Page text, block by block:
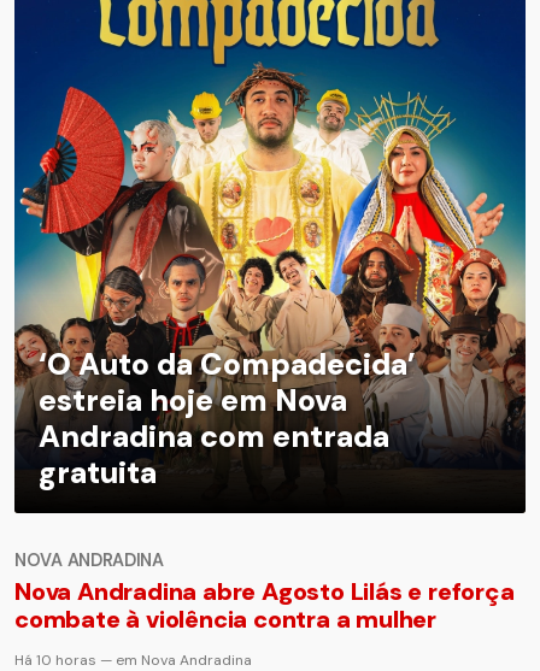
‘O Auto da Compadecida’
estreia hoje em Nova
Andradina com entrada
gratuita
NOVA ANDRADINA
Nova Andradina abre Agosto Lilás e reforça
combate à violência contra a mulher
Há 10 horas — em Nova Andradina